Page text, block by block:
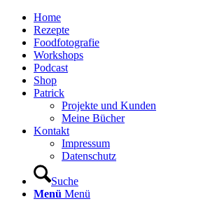
Home
Rezepte
Foodfotografie
Workshops
Podcast
Shop
Patrick
Projekte und Kunden
Meine Bücher
Kontakt
Impressum
Datenschutz
Suche
Menü Menü